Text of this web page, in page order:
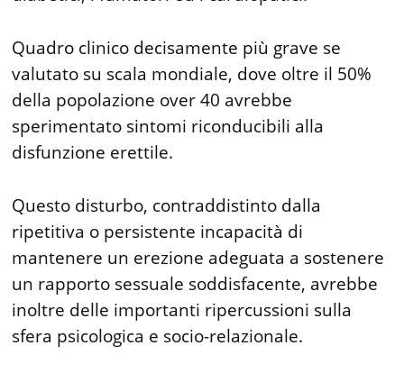
Quadro clinico decisamente più grave se
valutato su scala mondiale, dove oltre il 50%
della popolazione over 40 avrebbe
sperimentato sintomi riconducibili alla
disfunzione erettile.
Questo disturbo, contraddistinto dalla
ripetitiva o persistente incapacità di
mantenere un erezione adeguata a sostenere
un rapporto sessuale soddisfacente, avrebbe
inoltre delle importanti ripercussioni sulla
sfera psicologica e socio-relazionale.